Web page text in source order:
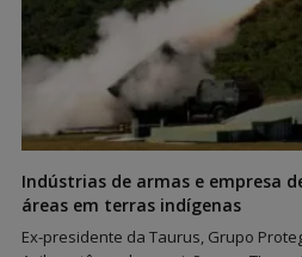
Indústrias de armas e empresa
áreas em terras indígenas
Ex-presidente da Taurus, Grupo